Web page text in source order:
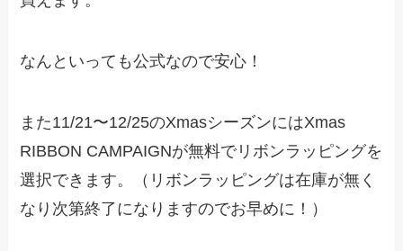
なんといっても公式なので安心！
また11/21〜12/25のXmasシーズンにはXmas
RIBBON CAMPAIGNが無料でリボンラッピングを
選択できます。（リボンラッピングは在庫が無く
なり次第終了になりますのでお早めに！）